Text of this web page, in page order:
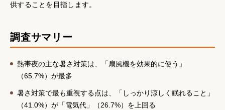
供することを目指します。
調査サマリー
熱帯夜の主な暑さ対策は、「扇風機を効果的に使う」
（65.7%）が最多
暑さ対策で最も重視する点は、「しっかり涼しく眠れること」
（41.0%）が「電気代」（26.7%）を上回る